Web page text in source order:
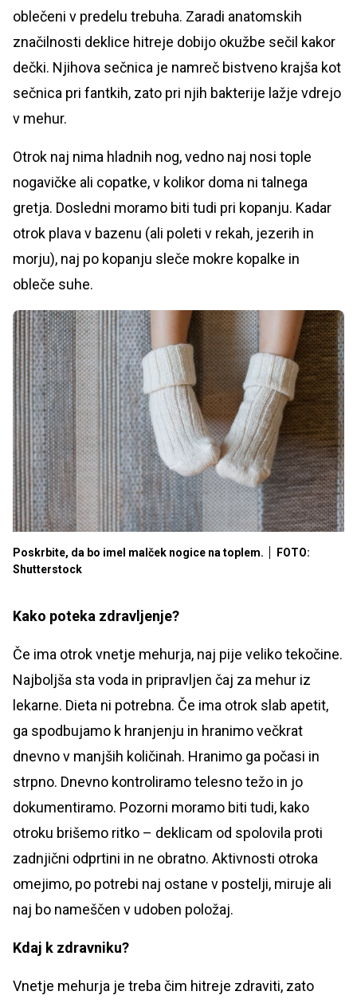
oblečeni v predelu trebuha. Zaradi anatomskih
značilnosti deklice hitreje dobijo okužbe sečil kakor
dečki. Njihova sečnica je namreč bistveno krajša kot
sečnica pri fantkih, zato pri njih bakterije lažje vdrejo
v mehur.
Otrok naj nima hladnih nog, vedno naj nosi tople
nogavičke ali copatke, v kolikor doma ni talnega
gretja. Dosledni moramo biti tudi pri kopanju. Kadar
otrok plava v bazenu (ali poleti v rekah, jezerih in
morju), naj po kopanju sleče mokre kopalke in
obleče suhe.
Poskrbite, da bo imel malček nogice na toplem.
FOTO:
Shutterstock
Kako poteka zdravljenje?
Če ima otrok vnetje mehurja, naj pije veliko tekočine.
Najboljša sta voda in pripravljen čaj za mehur iz
lekarne. Dieta ni potrebna. Če ima otrok slab apetit,
ga spodbujamo k hranjenju in hranimo večkrat
dnevno v manjših količinah. Hranimo ga počasi in
strpno. Dnevno kontroliramo telesno težo in jo
dokumentiramo. Pozorni moramo biti tudi, kako
otroku brišemo ritko – deklicam od spolovila proti
zadnjični odprtini in ne obratno. Aktivnosti otroka
omejimo, po potrebi naj ostane v postelji, miruje ali
naj bo nameščen v udoben položaj.
Kdaj k zdravniku?
Vnetje mehurja je treba čim hitreje zdraviti, zato